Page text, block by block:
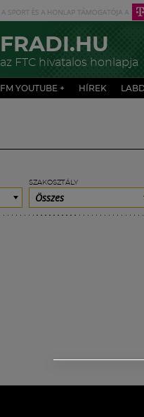
FRADI.HU
az FTC hivatalos honlapja
FM YOUTUBE + HÍREK
SZAKOSZTÁLY
Összes